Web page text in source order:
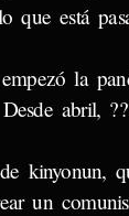
que está
la
abril,
kinyonun,
un